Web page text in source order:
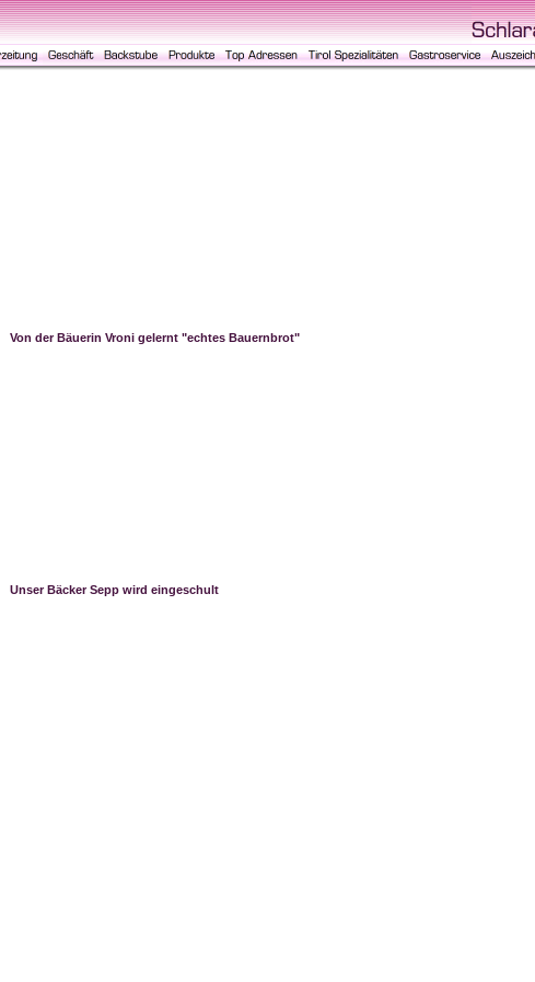
Von der Bäuerin Vroni gelernt "echtes Bauernbrot"
Unser Bäcker Sepp wird eingeschult